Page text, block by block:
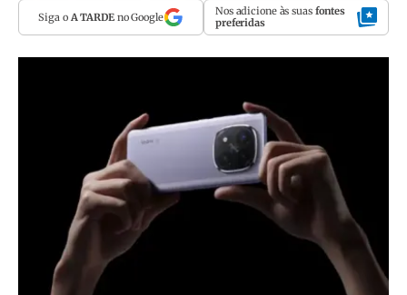
Siga o A TARDEno Google Nos adicione às suas fontes
preferidas